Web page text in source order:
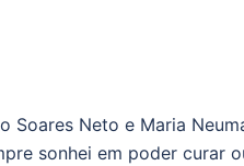
Neto e Maria
sonhei em poder curar